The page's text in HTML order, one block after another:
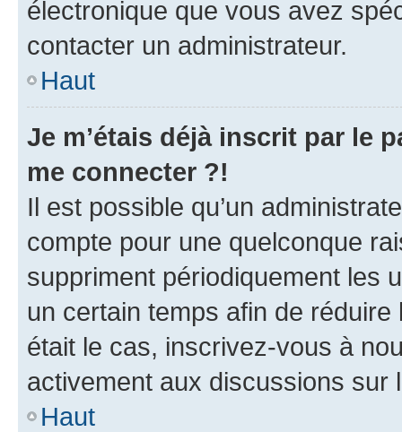
électronique que vous avez
contacter un administrateur.
Haut
Je m’étais déjà inscrit par le
me connecter ?!
Il est possible qu’un
compte pour une quelconque
suppriment périodiquement les
un certain temps afin de
était le cas, inscrivez-vous à
activement aux discussions sur
Haut